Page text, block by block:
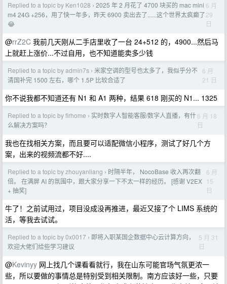
Replied to a topic by Ken1028 › 2025 年 2 月花了 4700 块买的 mac mini
m4 24G +256，用了快一年多，昨天 6900 卖出去了......这个世界太疯癫了
😂
6 月
29
日
@rrZ2C 我前几天刚从二手店里收了一台 24+512 的，4900...然后马
上就赶上涨价...不过自用，也不知道能卖多少钱
Replied to a topic by admin7s › 米家空调的型号也太多了，我似乎分不
清国补完 1500 左右，哪个 1.5P 比较合适了
6 月
21 日
你不说我都不知道还有 N1 和 A1 两种，结果 618 刚买的 N1... 1325
Replied to a topic by firhome › 实时数字人智能客服/数字人直播，有什
么解决方案吗？
6 月 18
日
我也在找相关方案，而且要可以适配微信小程序，测试了好几个方
案，出来的视频流都不好....
Replied to a topic by zhouyanliang › 时隔半年， NocoBase 收入再次翻
倍。 在满屏 AI 的氛围中，跟大家分享一下不太一样的经历。 [感谢 V2EX
+ 抽奖]
6 月
15
日
牛了！之前试用过，项目没成没再推进，最近又接了个 LIMS 系统的
活，等我去试试。
Replied to a topic by 0x0017 › 即将入职某国企数据中心云计算方向，
欢迎大佬们给些学习建议
5 月 31
日
@Kevinyy 网上找几个课看看就行，我在山东可能官场气氛更浓一
些，所以要做的事情总是特别受到相关限制。南方应该好一些，只要